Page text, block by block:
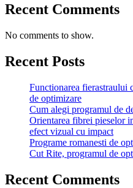
Recent Comments
No comments to show.
Recent Posts
Functionarea
de optimizare
Cum alegi programul de
Orientarea fibrei pieselor
efect vizual cu impact
Programe romanesti de
Cut Rite, programul de
Recent Comments